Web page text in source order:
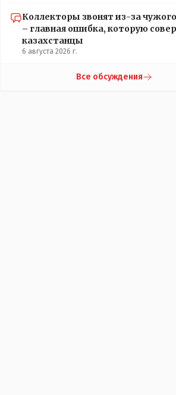
Коллекторы звонят из-за
– главная ошибка, которую
казахстанцы
6 августа 2026 г.
Все обсуждения